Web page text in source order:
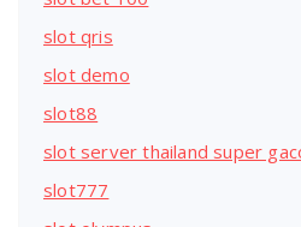
slot qris
slot demo
slot88
slot server thailand super
slot777